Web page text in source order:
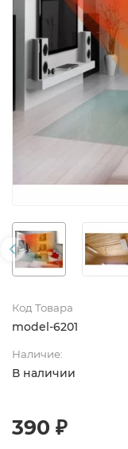
Код Товара
model-6201
Наличие:
В наличии
390 ₽